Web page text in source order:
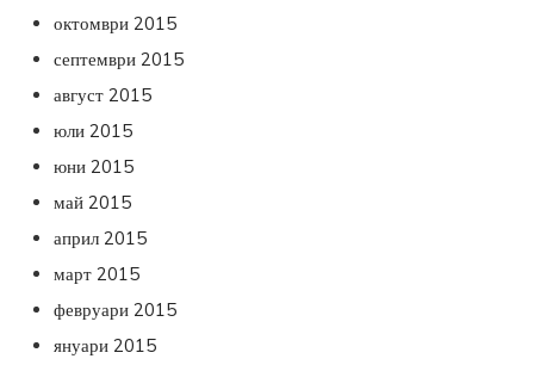
октомври 2015
септември 2015
август 2015
юли 2015
юни 2015
май 2015
април 2015
март 2015
февруари 2015
януари 2015